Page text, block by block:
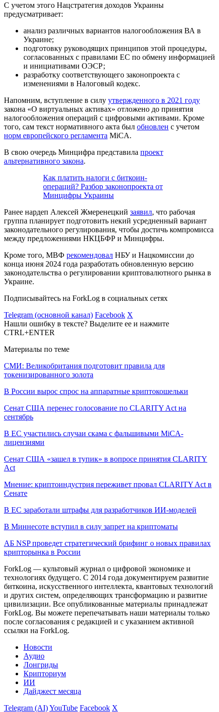
С учетом этого Нацстратегия доходов Украины
предусматривает:
анализ различных вариантов налогообложения ВА в
Украине;
подготовку руководящих принципов этой процедуры,
согласованных с правилами ЕС по обмену информацией
и инициативами ОЭСР;
разработку соответствующего законопроекта с
изменениями в Налоговый кодекс.
Напомним, вступление в силу утвержденного в 2021 году
закона «О виртуальных активах» отложено до принятия
налогообложения операций с цифровыми активами. Кроме
того, сам текст нормативного акта был обновлен с учетом
норм европейского регламента MiCA.
В свою очередь Минцифра представила проект
альтернативного закона.
Как платить налоги с биткоин-
операций? Разбор законопроекта от
Минцифры Украины
Ранее нардеп Алексей Жмеренецкий заявил, что рабочая
группа планирует подготовить некий усредненный вариант
законодательного регулирования, чтобы достичь компромисса
между предложениями НКЦБФР и Минцифры.
Кроме того, МВФ рекомендовал НБУ и Нацкомиссии до
конца июня 2024 года разработать обновленную версию
законодательства о регулировании криптовалютного рынка в
Украине.
Подписывайтесь на ForkLog в социальных сетях
Telegram (основной канал) Facebook X
Нашли ошибку в тексте? Выделите ее и нажмите
CTRL+ENTER
Материалы по теме
СМИ: Великобритания подготовит правила для
токенизированного золота
В России вырос спрос на аппаратные криптокошельки
Сенат США перенес голосование по CLARITY Act на
сентябрь
В ЕС участились случаи скама с фальшивыми MiCA-
лицензиями
Сенат США «зашел в тупик» в вопросе принятия CLARITY
Act
Мнение: криптоиндустрия переживет провал CLARITY Act в
Сенате
В ЕС заработали штрафы для разработчиков ИИ-моделей
В Миннесоте вступил в силу запрет на криптоматы
АБ NSP проведет стратегический брифинг о новых правилах
крипторынка в России
ForkLog — культовый журнал о цифровой экономике и
технологиях будущего. С 2014 года документируем развитие
биткоина, искусственного интеллекта, квантовых технологий
и других систем, определяющих трансформацию и развитие
цивилизации. Все опубликованные материалы принадлежат
ForkLog. Вы можете перепечатывать наши материалы только
после согласования с редакцией и с указанием активной
ссылки на ForkLog.
Новости
Аудио
Лонгриды
Крипториум
ИИ
Дайджест месяца
Telegram (AI)YouTube Facebook X